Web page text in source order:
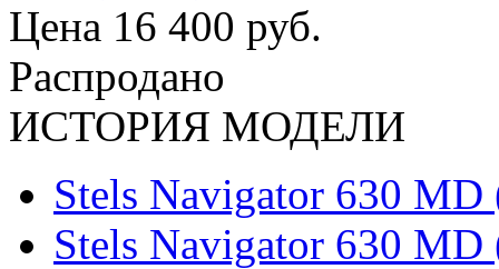
Цена 16 400 руб.
Распродано
ИСТОРИЯ МОДЕЛИ
Stels Navigator 630 MD
Stels Navigator 630 MD